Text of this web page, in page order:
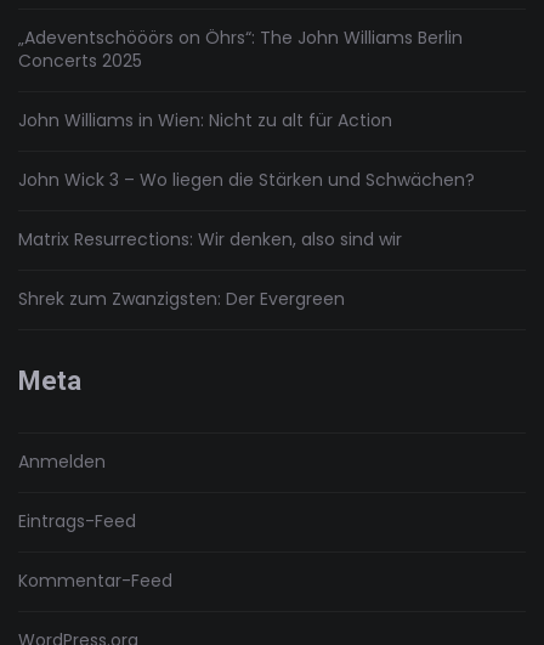
„Adeventschööörs on Öhrs“: The John Williams Berlin
Concerts 2025
John Williams in Wien: Nicht zu alt für Action
John Wick 3 – Wo liegen die Stärken und Schwächen?
Matrix Resurrections: Wir denken, also sind wir
Shrek zum Zwanzigsten: Der Evergreen
Meta
Anmelden
Eintrags-Feed
Kommentar-Feed
WordPress.org